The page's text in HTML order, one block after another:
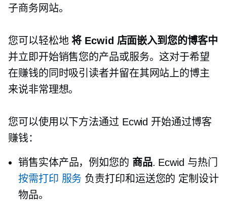
子商务网站。
您可以轻松地将 Ecwid 店面嵌入到您的博客中
并立即开始销售您的产品或服务。这对于希望
在赚钱的同时吸引读者并留在其网站上的博主
来说非常理想。
您可以使用以下方法通过 Ecwid 开始通过博客
赚钱：
销售实体产品，例如您的 商品. Ecwid 与热门
按需打印 服务 负责打印和运送您的 定制设计
物品。